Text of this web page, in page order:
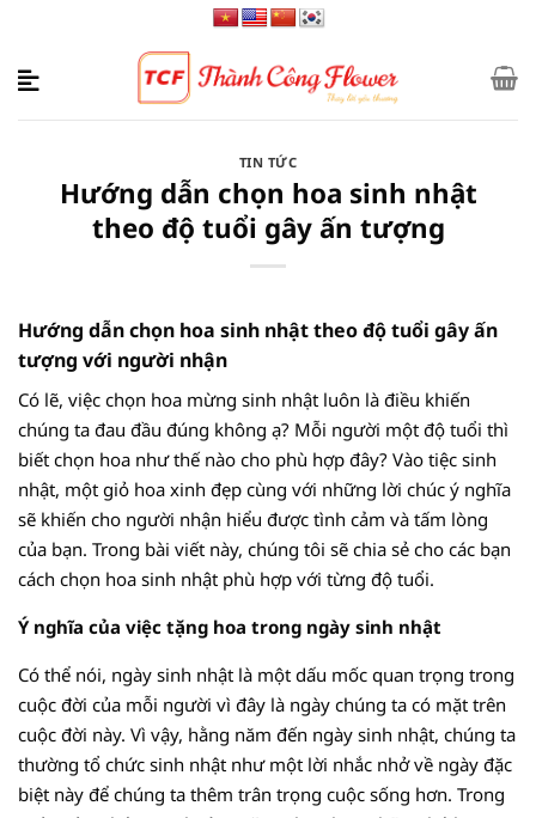
nội
TIN TỨC
Hướng dẫn chọn hoa sinh nhật
theo độ tuổi gây ấn tượng
Hướng dẫn chọn hoa sinh nhật theo độ tuổi gây ấn
tượng với người nhận
Có lẽ, việc chọn hoa mừng sinh nhật luôn là điều khiến
chúng ta đau đầu đúng không ạ? Mỗi người một độ tuổi thì
biết chọn hoa như thế nào cho phù hợp đây? Vào tiệc sinh
nhật, một giỏ hoa xinh đẹp cùng với những lời chúc ý nghĩa
sẽ khiến cho người nhận hiểu được tình cảm và tấm lòng
của bạn. Trong bài viết này, chúng tôi sẽ chia sẻ cho các bạn
cách chọn hoa sinh nhật phù hợp với từng độ tuổi.
Ý nghĩa của việc tặng hoa trong ngày sinh nhật
Có thể nói, ngày sinh nhật là một dấu mốc quan trọng trong
cuộc đời của mỗi người vì đây là ngày chúng ta có mặt trên
cuộc đời này. Vì vậy, hằng năm đến ngày sinh nhật, chúng ta
thường tổ chức sinh nhật như một lời nhắc nhở về ngày đặc
biệt này để chúng ta thêm trân trọng cuộc sống hơn. Trong